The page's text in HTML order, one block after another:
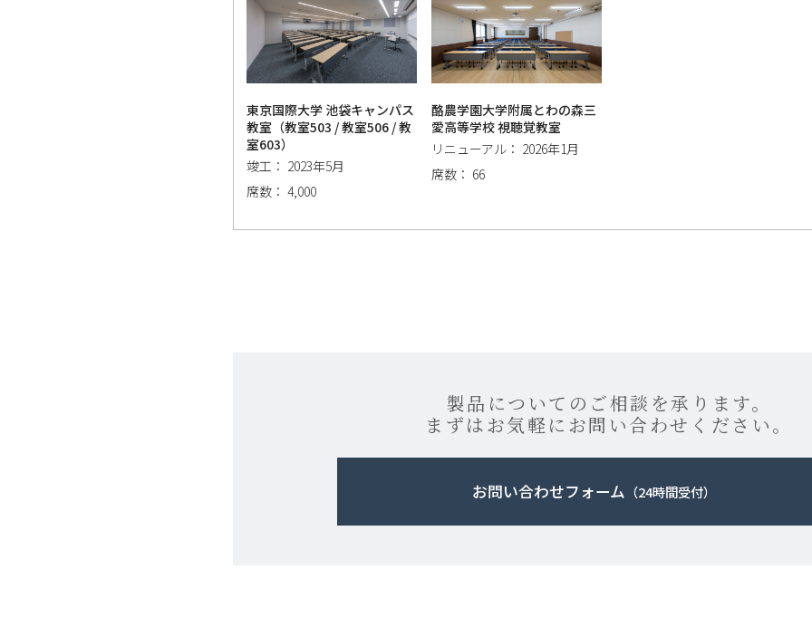
東京国際大学 池袋キャンパス
教室（教室503 / 教室506 / 教
室603）
竣工： 2023年5月
席数： 4,000
酪農学園大学附属とわの森三
愛高等学校 視聴覚教室
リニューアル： 2026年1月
席数： 66
製品についてのご相談を承ります。
まずはお気軽にお問い合わせください。
お問い合わせフォーム （24時間受付）